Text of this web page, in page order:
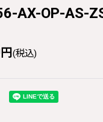
AX-OP-AS-
円 (税込)